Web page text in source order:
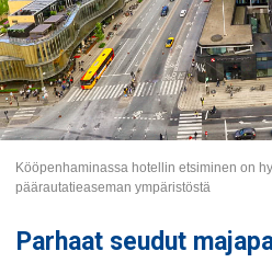
Kööpenhaminassa hotellin etsiminen on
päärautatieaseman ympäristöstä
Parhaat seudut